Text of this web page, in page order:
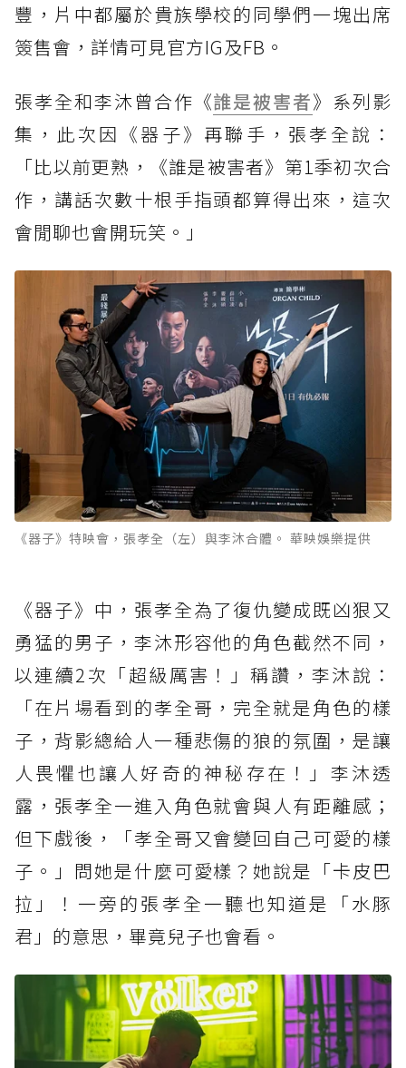
豐，片中都屬於貴族學校的同學們一塊出席
簽售會，詳情可見官方IG及FB。
張孝全和李沐曾合作《誰是被害者》系列影
集，此次因《器子》再聯手，張孝全說：
「比以前更熟，《誰是被害者》第1季初次合
作，講話次數十根手指頭都算得出來，這次
會閒聊也會開玩笑。」
《器子》特映會，張孝全（左）與李沐合體。 華映娛樂提供
《器子》中，張孝全為了復仇變成既凶狠又
勇猛的男子，李沐形容他的角色截然不同，
以連續2次「超級厲害！」稱讚，李沐說：
「在片場看到的孝全哥，完全就是角色的樣
子，背影總給人一種悲傷的狼的氛圍，是讓
人畏懼也讓人好奇的神秘存在！」李沐透
露，張孝全一進入角色就會與人有距離感；
但下戲後，「孝全哥又會變回自己可愛的樣
子。」問她是什麼可愛樣？她說是「卡皮巴
拉」！一旁的張孝全一聽也知道是「水豚
君」的意思，畢竟兒子也會看。